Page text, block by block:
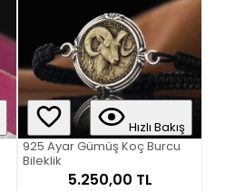
Hızlı Bakış
925 Ayar Gümüş Koç Burcu
Bileklik
5.250,00 TL